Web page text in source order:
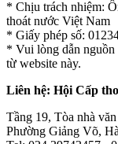
* Chịu trách nhiệm:
thoát nước Việt Nam
* Giấy phép số:
* Vui lòng dẫn nguồn
từ website này.
Liên hệ: Hội Cấp
Tầng 19, Tòa nhà
Phường Giảng Võ,